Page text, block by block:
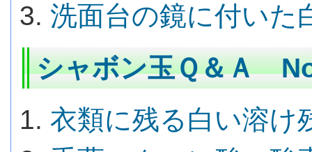
洗面台の鏡に付いた
シャボン玉Ｑ＆Ａ
衣類に残る白い溶け